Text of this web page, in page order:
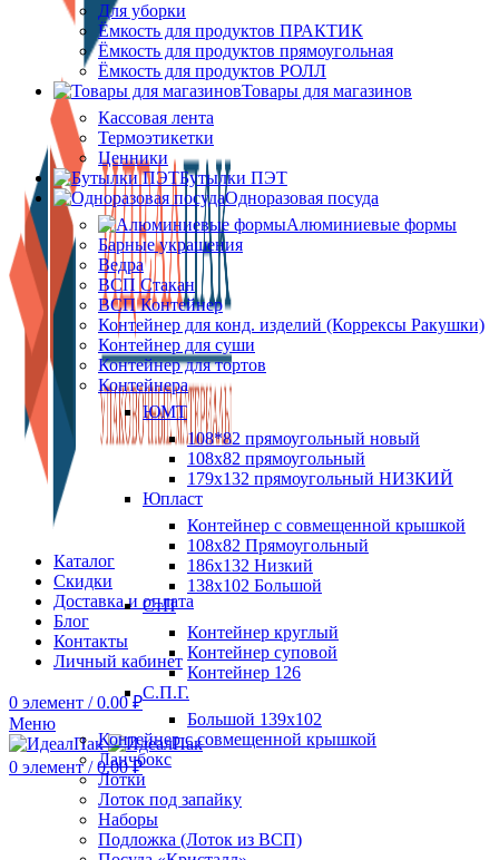
Каталог
Скидки
Доставка и оплата
Блог
Контакты
Личный кабинет
0 элемент / 0.00₽
Меню
0 элемент / 0.00₽
Для уборки
Ёмкость для продуктов ПРАКТИК
Ёмкость для продуктов прямоугольная
Ёмкость для продуктов РОЛЛ
Товары для магазинов
Кассовая лента
Термоэтикетки
Ценники
Бутылки ПЭТ
Одноразовая посуда
Алюминиевые формы
Барные украшения
Ведра
ВСП Стакан
ВСП Контейнер
Контейнер для конд. изделий (Коррексы Ракушки)
Контейнер для суши
Контейнер для тортов
Контейнера
ЮМТ
108*82 прямоугольный новый
108х82 прямоугольный
179х132 прямоугольный НИЗКИЙ
Юпласт
Контейнер с совмещенной крышкой
108х82 Прямоугольный
186х132 Низкий
138х102 Большой
СтП
Контейнер круглый
Контейнер суповой
Контейнер 126
С.П.Г.
Большой 139х102
Контейнер с совмещенной крышкой
Ланчбокс
Лотки
Лоток под запайку
Наборы
Подложка (Лоток из ВСП)